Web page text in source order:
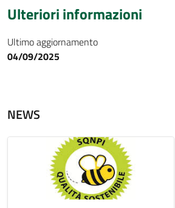
Ulteriori informazioni
Ultimo aggiornamento
04/09/2025
NEWS